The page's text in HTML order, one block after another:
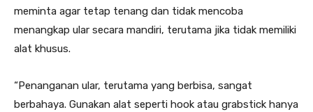
meminta agar tetap tenang dan tidak mencoba
menangkap ular secara mandiri, terutama jika tidak memiliki
alat khusus.
“Penanganan ular, terutama yang berbisa, sangat
berbahaya. Gunakan alat seperti hook atau grabstick hanya